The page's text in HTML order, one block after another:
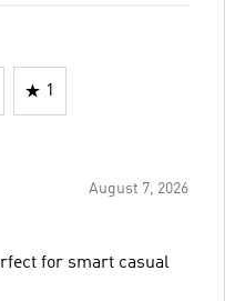
1
August 7, 2026
for smart casual